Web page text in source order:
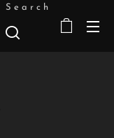
Search